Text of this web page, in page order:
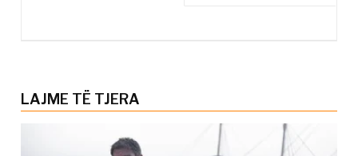
LAJME TË TJERA